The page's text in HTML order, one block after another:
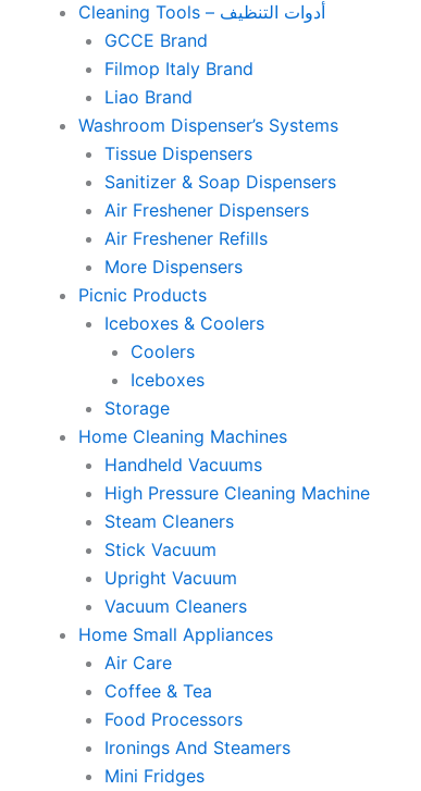
Cleaning Tools – أدوات التنظيف
GCCE Brand
Filmop Italy Brand
Liao Brand
Washroom Dispenser’s Systems
Tissue Dispensers
Sanitizer & Soap Dispensers
Air Freshener Dispensers
Air Freshener Refills
More Dispensers
Picnic Products
Iceboxes & Coolers
Coolers
Iceboxes
Storage
Home Cleaning Machines
Handheld Vacuums
High Pressure Cleaning Machine
Steam Cleaners
Stick Vacuum
Upright Vacuum
Vacuum Cleaners
Home Small Appliances
Air Care
Coffee & Tea
Food Processors
Ironings And Steamers
Mini Fridges